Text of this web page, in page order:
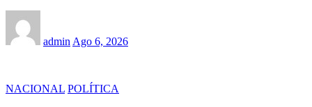
admin Ago 6, 2026
NACIONAL POLÍTICA